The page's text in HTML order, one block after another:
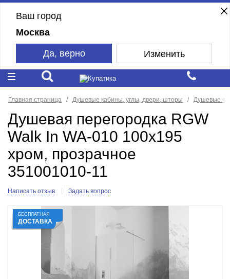
Ваш город
Москва
Да, верно Изменить
Главная страница Душевые кабины, углы, двери, шторы Душевые
Душевая перегородка RGW
Walk In WA-010 100x195
хром, прозрачное
351001010-11
Написать отзыв Задать вопрос
БЕСПЛАТНАЯ
ДОСТАВКА